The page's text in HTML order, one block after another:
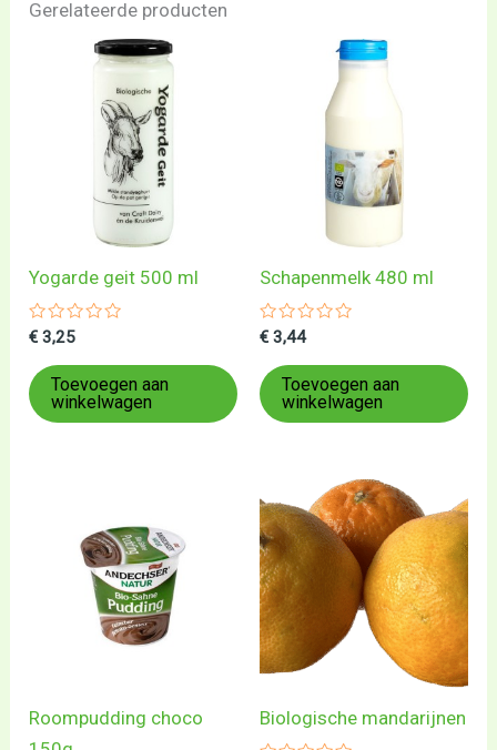
Gerelateerde producten
Yogarde geit 500 ml
Gewaardeerd
uit
5
€ 3,25
Toevoegen aan
winkelwagen
Schapenmelk 480 ml
Gewaardeerd
uit
5
€ 3,44
Toevoegen aan
winkelwagen
Roompudding choco
Biologische mandarijnen